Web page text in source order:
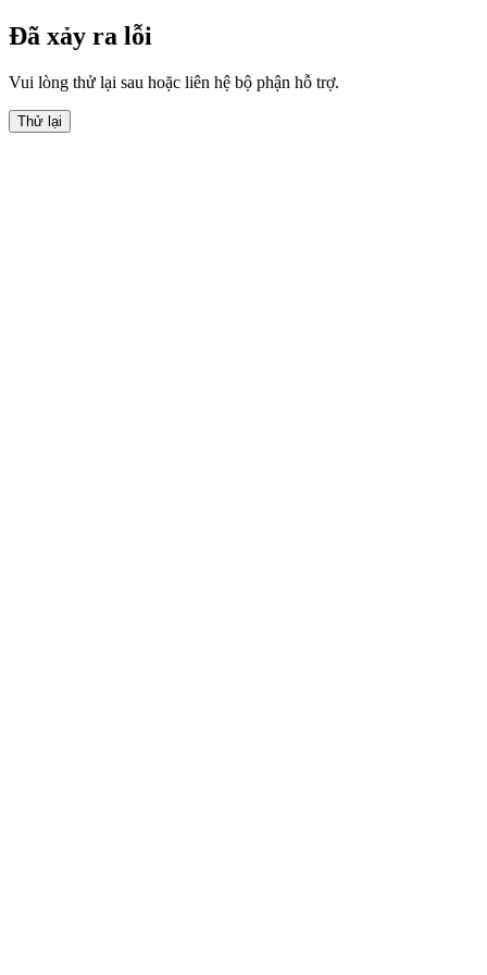
Đã xảy ra lỗi
Vui lòng thử lại sau hoặc liên hệ bộ phận hỗ trợ.
Thử lại